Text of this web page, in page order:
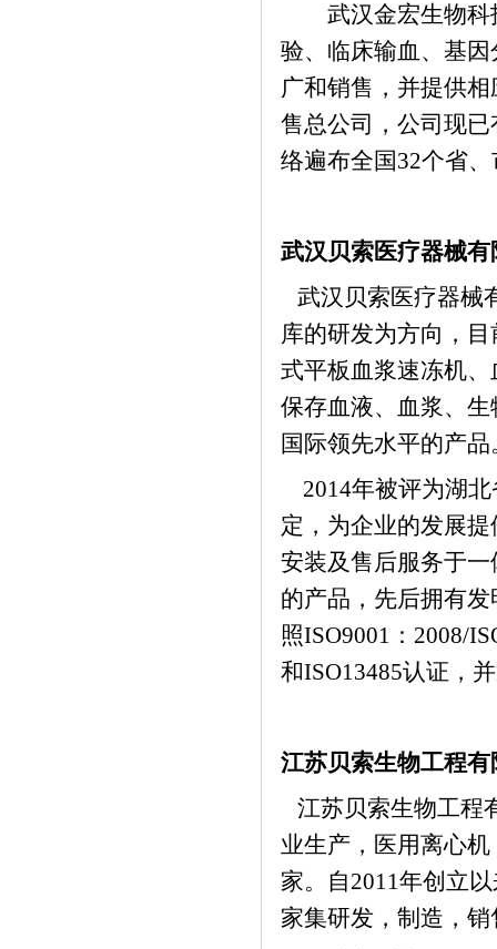
武汉金宏生物科技
验、临床输血、基
广和销售，并提供
售总公司，公司现
络遍布全国32个省
武汉贝索医疗器械有
武汉贝索医疗器械
库的研发为方向，
式平板血浆速冻机
保存血液、血浆、
国际领先水平的产品
2014年被评为湖北
定，为企业的发展
安装及售后服务于
的产品，先后拥有
照ISO9001：2008/
和ISO13485认证，
江苏贝索生物工程有
江苏贝索生物工程
业生产，医用离心
家。自2011年创立
家集研发，制造，